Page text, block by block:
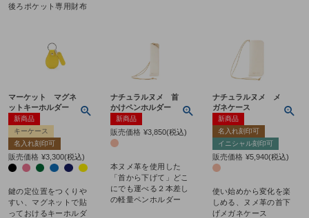
後ろポケット専用財布
マーケット マグネ
ットキーホルダー
新商品
キーケース
名入れ刻印可
販売価格 ¥3,300 税込
鍵の定位置をつくりや
すい、マグネットで貼
っておけるキーホルダ
ナチュラルヌメ 首
かけペンホルダー
新商品
販売価格 ¥3,850 税込
本ヌメ革を使用した
「首から下げて」どこ
にでも運べる２本差し
の軽量ペンホルダー
ナチュラルヌメ メ
ガネケース
新商品
名入れ刻印可
イニシャル刻印可
販売価格 ¥5,940 税込
使い始めから変化を楽
しめる、ヌメ革の首下
げメガネケース